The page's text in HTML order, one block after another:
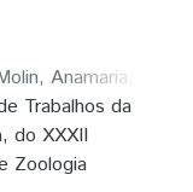
Anamaria
;Schmitz,
Luiz Roberto
;Löwenberg
Trabalhos da
do XXXII
Zoologia